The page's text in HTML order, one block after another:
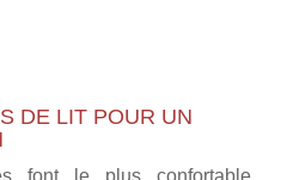
DE LIT POUR UN
font le plus confortable